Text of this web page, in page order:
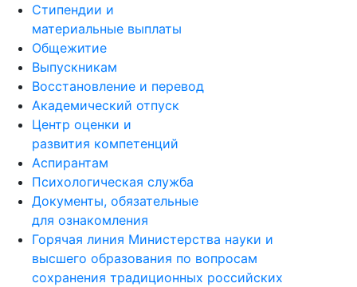
Стипендии и
материальные выплаты
Общежитие
Выпускникам
Восстановление и перевод
Академический отпуск
Центр оценки и
развития компетенций
Аспирантам
Психологическая служба
Документы, обязательные
для ознакомления
Горячая линия Министерства науки и
высшего образования по вопросам
сохранения традиционных российских